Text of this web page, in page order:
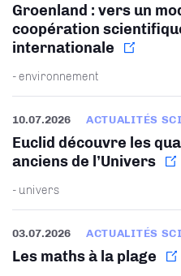
Groenland : vers un
coopération
internationale
- environnement
10.07.2026 ACTUALITÉS
Euclid découvre les
anciens de l’Univers
- univers
03.07.2026 ACTUALITÉS
Les maths à la plage